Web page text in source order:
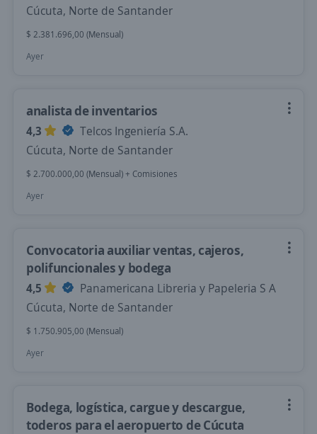
Cúcuta, Norte de Santander
$ 2.381.696,00 (Mensual)
Ayer
analista de inventarios
4,3
Telcos Ingeniería S.A.
Cúcuta, Norte de Santander
$ 2.700.000,00 (Mensual) + Comisiones
Ayer
Convocatoria auxiliar ventas, cajeros,
polifuncionales y bodega
4,5
Panamericana Libreria y Papeleria S A
Cúcuta, Norte de Santander
$ 1.750.905,00 (Mensual)
Ayer
Bodega, logística, cargue y descargue,
toderos para el aeropuerto de Cúcuta